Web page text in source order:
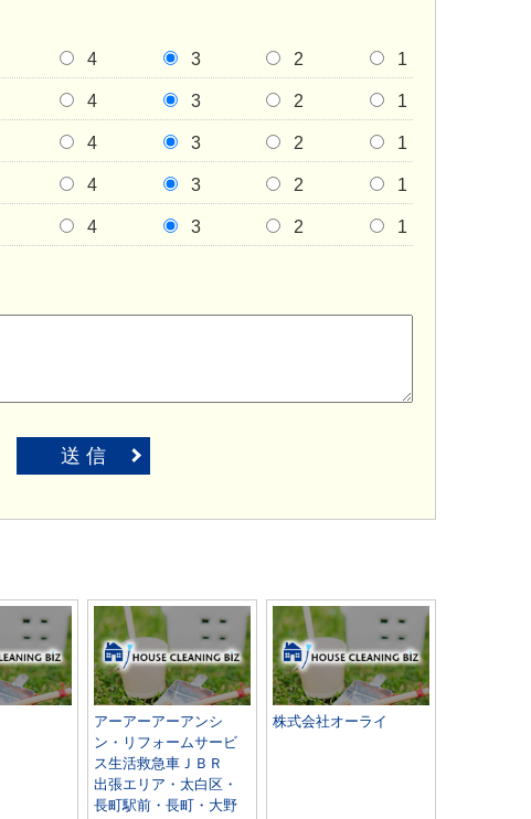
4 3 2 1
4 3 2 1
4 3 2 1
4 3 2 1
4 3 2 1
送 信
アーアーアーアンシ
ン・リフォームサービ
ス生活救急車ＪＢＲ
出張エリア・太白区・
長町駅前・長町・大野
株式会社オーライ